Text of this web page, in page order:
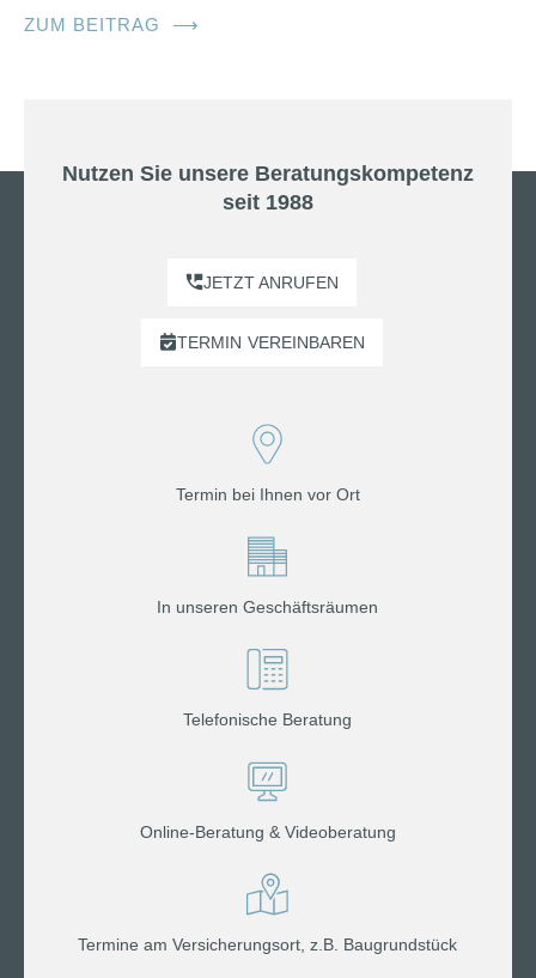
ZUM BEITRAG ⟶
Nutzen Sie unsere Beratungskompetenz
seit 1988
JETZT ANRUFEN
TERMIN VEREINBAREN
Termin bei Ihnen vor Ort
In unseren Geschäftsräumen
Telefonische Beratung
Online-Beratung & Videoberatung
Termine am Versicherungsort, z.B. Baugrundstück